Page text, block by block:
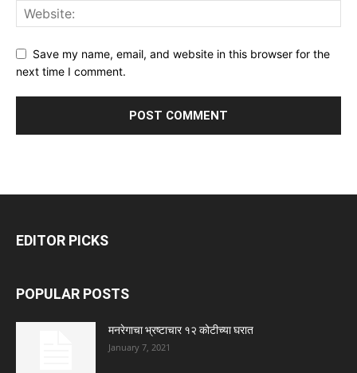
Save my name, email, and website in this browser for the
next time I comment.
EDITOR PICKS
POPULAR POSTS
मनरेगाचा भ्रष्टाचार १२ कोटीच्या घरात
January 7, 2021